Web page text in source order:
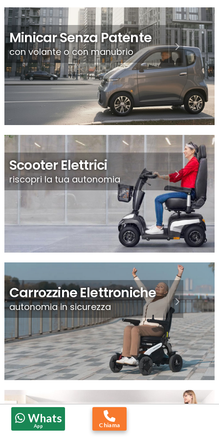
Scooter Elettrici
riscopri la tua autonomia
Minicar Senza Patente
con volante o con manubrio
Carrozzine Elettroniche
autonomia in sicurezza
Montascale
per salire e scendere le scale
Whats
App Chiama